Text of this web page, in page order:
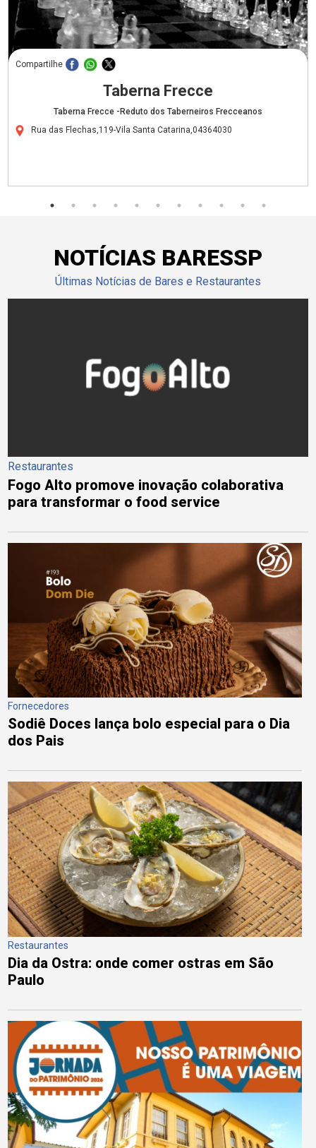
Compartilhe
Taberna Frecce
Taberna Frecce -Reduto dos Taberneiros Frecceanos
Rua das Flechas,119-Vila Santa Catarina,04364030
NOTÍCIAS BARESSP
Últimas Notícias de Bares e Restaurantes
Restaurantes
Fogo Alto promove inovação colaborativa
para transformar o food service
Fornecedores
Sodiê Doces lança bolo especial para o Dia
dos Pais
Restaurantes
Dia da Ostra: onde comer ostras em São
Paulo